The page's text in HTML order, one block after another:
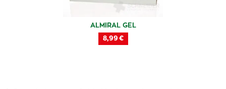
ALMIRAL GEL
8,99 €